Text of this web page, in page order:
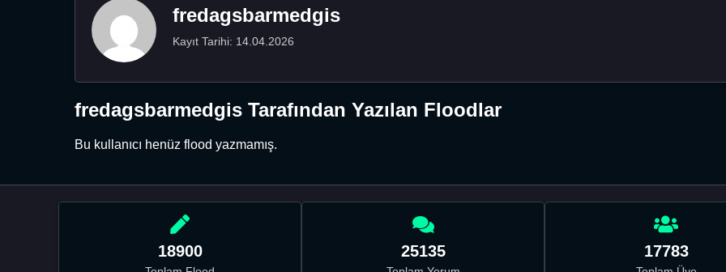
fredagsbarmedgis
Kayıt Tarihi: 14.04.2026
fredagsbarmedgis Tarafından Yazılan Floodlar
Bu kullanıcı henüz flood yazmamış.
18900 25135 17783